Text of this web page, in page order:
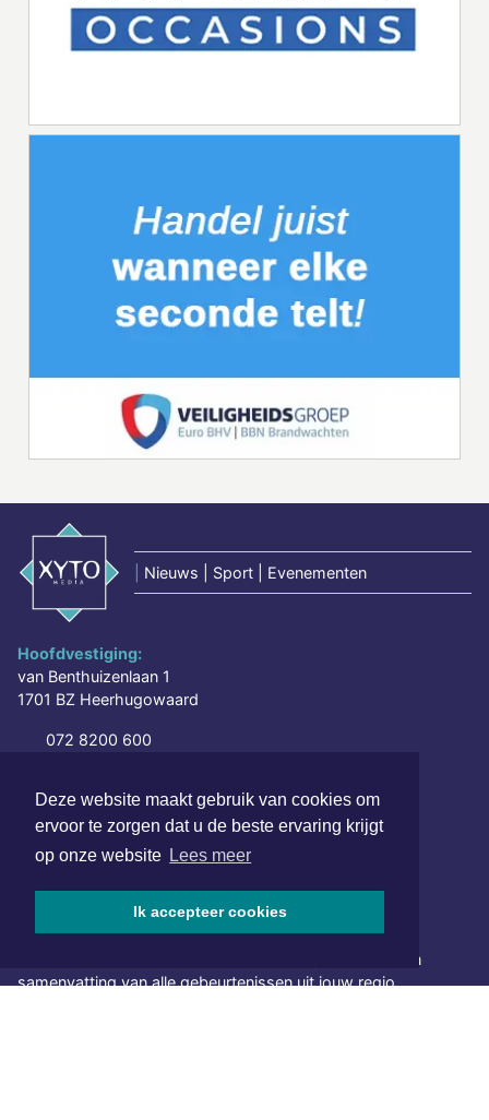
Deze website maakt gebruik van cookies om
ervoor te zorgen dat u de beste ervaring krijgt
op onze website Lees meer
Ik accepteer cookies
Nieuws | Sport | Evenementen
Hoofdvestiging:
van Benthuizenlaan 1
1701 BZ Heerhugowaard
072 8200 600
www.xyto.nl
SOCIAL MEDIA
NIEUWSBRIEF AANMELDEN
Schrijf je in voor onze nieuwsbrief en krijg wekelijks een
samenvatting van alle gebeurtenissen uit jouw regio.